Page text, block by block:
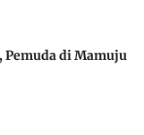
Pemuda di Mamuju